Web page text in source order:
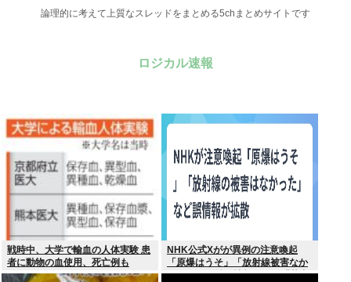
論理的に考えて上質なスレッドをまとめる5chまとめサイトです
ロジカル速報
戦時中、大学で輸血の人体実験 患
者に動物の血使用、死亡例も
NHK公式Xがが異例の注意喚起
「原爆はうそ」「放射線被害なか
った」SNS拡散情報めぐり「荒唐